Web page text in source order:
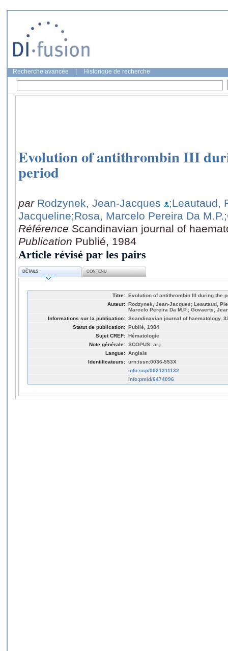
Recherche avancée Historique de recherche
Evolution of antithrombin III
period
par Rodzynek, Jean-Jacques
;Leautaud,
Jacqueline;Rosa, Marcelo Pereira Da M.P.
Référence Scandinavian journal of
Publication Publié, 1984
Article révisé par les pairs
DÉTAILS CONTENU
Titre: Evolution of antithrombin III during the
Auteur: Rodzynek, Jean-Jacques; Leautaud,
Marcelo Pereira Da M.P.; Govaerts,
Informations sur la publication: Scandinavian journal of haematology,
Statut de publication: Publié, 1984
Sujet CREF: Hématologie
Note générale: SCOPUS: ar.j
Langue: Anglais
Identificateurs: urn:issn:0036-553X
info:scp/0021211132
info:pmid/6474096